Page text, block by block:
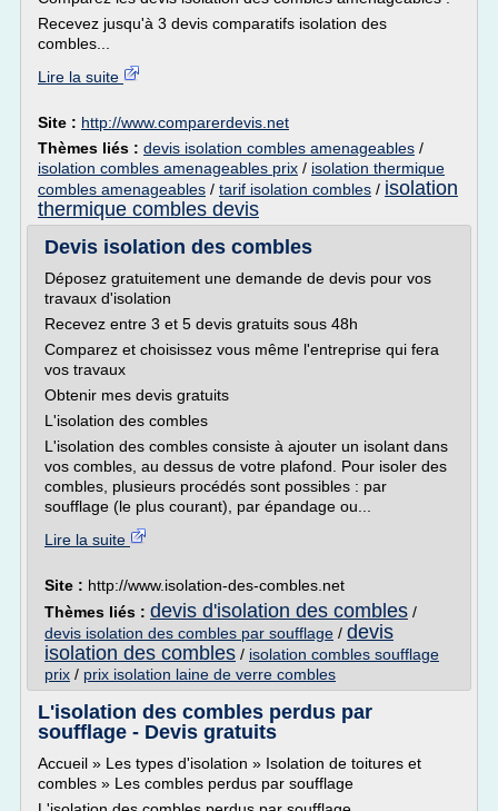
Recevez jusqu'à 3 devis comparatifs isolation des
combles...
Lire la suite
Site : http://www.comparerdevis.net
Thèmes liés : devis isolation combles amenageables /
isolation combles amenageables prix / isolation thermique
combles amenageables / tarif isolation combles / isolation
thermique combles devis
Devis isolation des combles
Déposez gratuitement une demande de devis pour vos
travaux d'isolation
Recevez entre 3 et 5 devis gratuits sous 48h
Comparez et choisissez vous même l'entreprise qui fera
vos travaux
Obtenir mes devis gratuits
L'isolation des combles
L'isolation des combles consiste à ajouter un isolant dans
vos combles, au dessus de votre plafond. Pour isoler des
combles, plusieurs procédés sont possibles : par
soufflage (le plus courant), par épandage ou...
Lire la suite
Site : http://www.isolation-des-combles.net
Thèmes liés : devis d'isolation des combles /
devis isolation des combles par soufflage / devis
isolation des combles / isolation combles soufflage
prix / prix isolation laine de verre combles
L'isolation des combles perdus par
soufflage - Devis gratuits
Accueil » Les types d'isolation » Isolation de toitures et
combles » Les combles perdus par soufflage